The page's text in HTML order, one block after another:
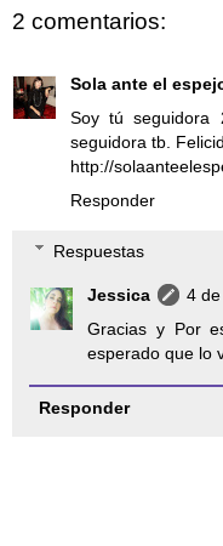
2 comentarios:
Sola ante el
Soy tú seguidora
seguidora tb.
http://
Responder
Respuestas
Jessica
4
Gracias y Por
esperado que lo
Responder